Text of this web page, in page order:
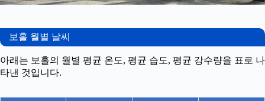
보홀 월별 날씨
아래는 보홀의 월별 평균 온도, 평균 습도, 평균 강수량을 표로 나
타낸 것입니다.